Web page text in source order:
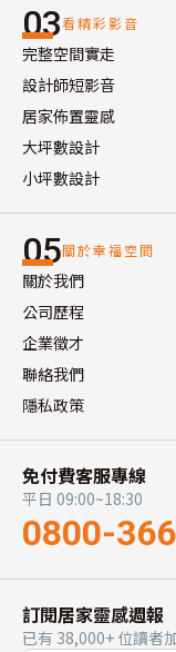
03看精彩影音
完整空間實走
設計師短影音
居家佈置靈感
大坪數設計
小坪數設計
05關於幸福空間
關於我們
公司歷程
企業徵才
聯絡我們
隱私政策
免付費客服專線
平日 09:00~18:30
0800-
訂閱居家靈感週報
已有 38,000+ 位讀者